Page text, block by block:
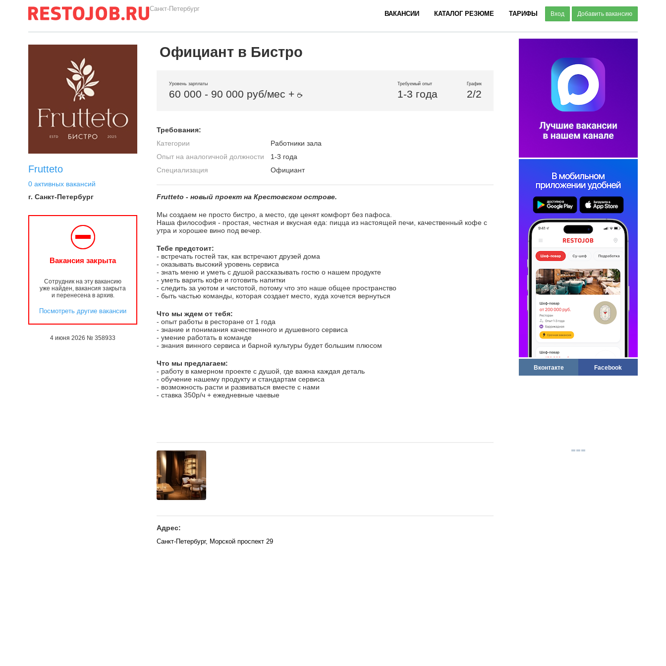
Санкт-Петербург
ВАКАНСИИ КАТАЛОГ РЕЗЮМЕ ТАРИФЫ Вход Добавить вакансию
Вконтакте Facebook
Frutteto
0 активных вакансий
г. Санкт-Петербург
Вакансия закрыта
Сотрудник на эту вакансию
уже найден, вакансия закрыта
и перенесена в архив.
Посмотреть другие вакансии
4 июня 2026 № 358933
Официант в Бистро
Уровень зарплаты
60 000 - 90 000 руб/мес +
Требуемый опыт
1-3 года
График
2/2
Требования:
Категории
Работники зала
Опыт на аналогичной должности
1-3 года
Специализация
Официант
Frutteto - новый проект на Крестовском острове.
Мы создаем не просто бистро, а место, где ценят комфорт без пафоса.
Наша философия - простая, честная и вкусная еда: пицца из настоящей печи, качественный кофе с
утра и хорошее вино под вечер.
Тебе предстоит:
- встречать гостей так, как встречают друзей дома
- оказывать высокий уровень сервиса
- знать меню и уметь с душой рассказывать гостю о нашем продукте
- уметь варить кофе и готовить напитки
- следить за уютом и чистотой, потому что это наше общее пространство
- быть частью команды, которая создает место, куда хочется вернуться
Что мы ждем от тебя:
- опыт работы в ресторане от 1 года
- знание и понимания качественного и душевного сервиса
- умение работать в команде
- знания винного сервиса и барной культуры будет большим плюсом
Что мы предлагаем:
- работу в камерном проекте с душой, где важна каждая деталь
- обучение нашему продукту и стандартам сервиса
- возможность расти и развиваться вместе с нами
- ставка 350р/ч + ежедневные чаевые
Адрес:
Санкт-Петербург, Морской проспект 29